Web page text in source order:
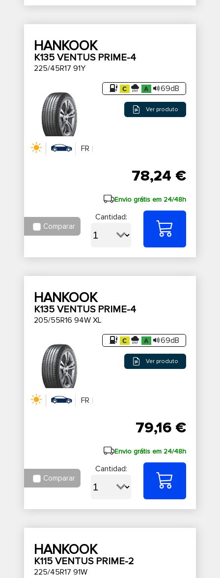
HANKOOK
K135 VENTUS PRIME-4
225/45R17 91Y
69dB
Ver produto
FR
78,24 €
Envio grátis em 24/48h
Comparar
Cantidad:
HANKOOK
K135 VENTUS PRIME-4
205/55R16 94W XL
69dB
Ver produto
FR
79,16 €
Envio grátis em 24/48h
Comparar
Cantidad:
HANKOOK
K115 VENTUS PRIME-2
225/45R17 91W